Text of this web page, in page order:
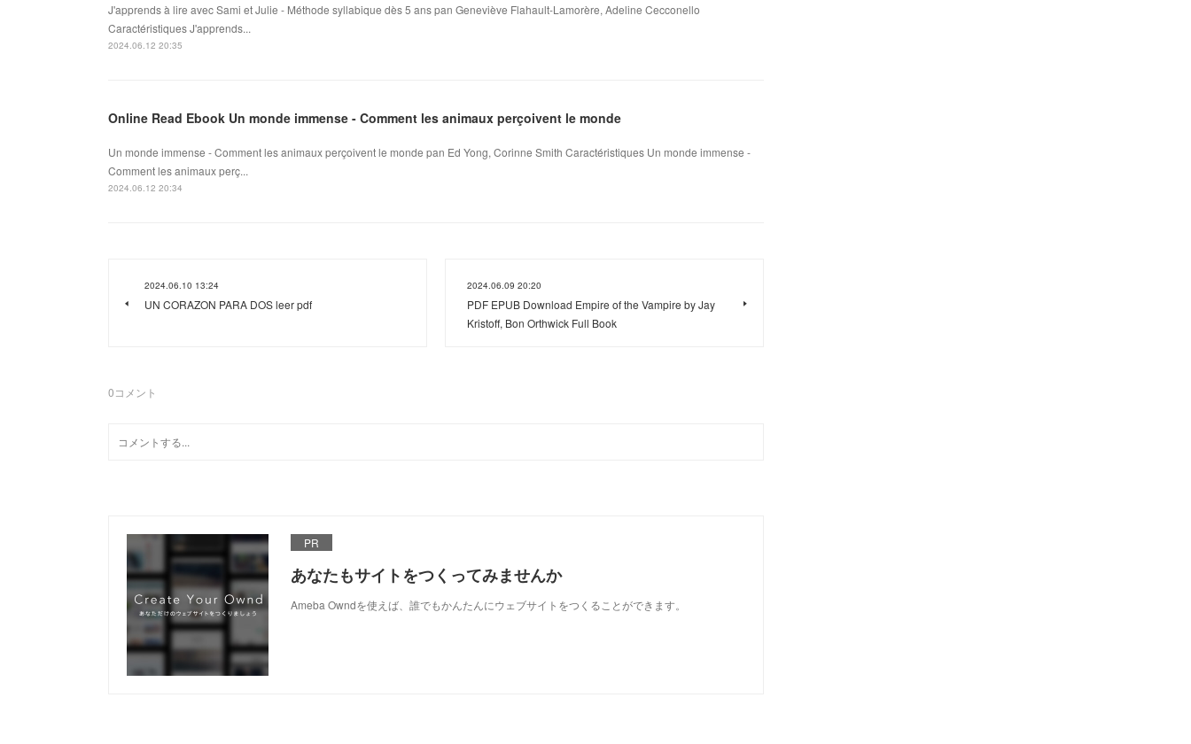
J'apprends à lire avec Sami et Julie - Méthode syllabique dès 5 ans pan Geneviève Flahault-Lamorère, Adeline Cecconello
Caractéristiques J'apprends...
2024.06.12 20:35
Online Read Ebook Un monde immense - Comment les animaux perçoivent le monde
Un monde immense - Comment les animaux perçoivent le monde pan Ed Yong, Corinne Smith Caractéristiques Un monde immense -
Comment les animaux perç...
2024.06.12 20:34
2024.06.10 13:24
UN CORAZON PARA DOS leer pdf
2024.06.09 20:20
PDF EPUB Download Empire of the Vampire by Jay
Kristoff, Bon Orthwick Full Book
0コメント
PR
あなたもサイトをつくってみませんか
Ameba Owndを使えば、誰でもかんたんにウェブサイトをつくることができます。